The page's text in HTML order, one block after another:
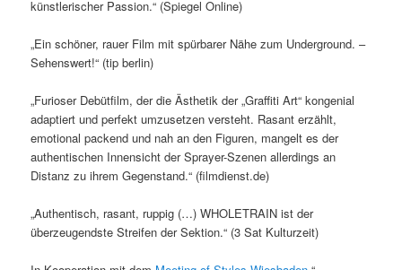
künstlerischer Passion.“ (Spiegel Online)
„Ein schöner, rauer Film mit spürbarer Nähe zum Underground. –
Sehenswert!“ (tip berlin)
„Furioser Debütfilm, der die Ästhetik der „Graffiti Art“ kongenial
adaptiert und perfekt umzusetzen versteht. Rasant erzählt,
emotional packend und nah an den Figuren, mangelt es der
authentischen Innensicht der Sprayer-Szenen allerdings an
Distanz zu ihrem Gegenstand.“ (filmdienst.de)
„Authentisch, rasant, ruppig (…) WHOLETRAIN ist der
überzeugendste Streifen der Sektion.“ (3 Sat Kulturzeit)